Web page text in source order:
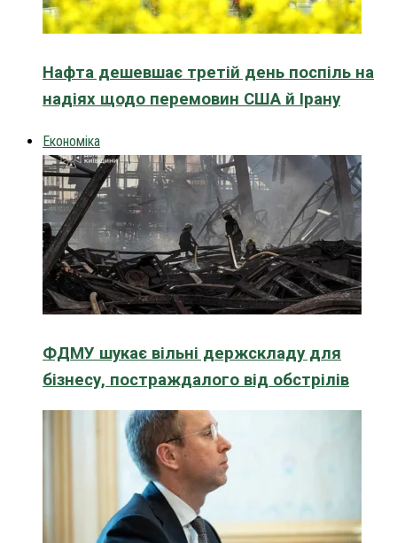
Нафта дешевшає третій день поспіль на
надіях щодо перемовин США й Ірану
Економіка
ФДМУ шукає вільні держскладу для
бізнесу, постраждалого від обстрілів